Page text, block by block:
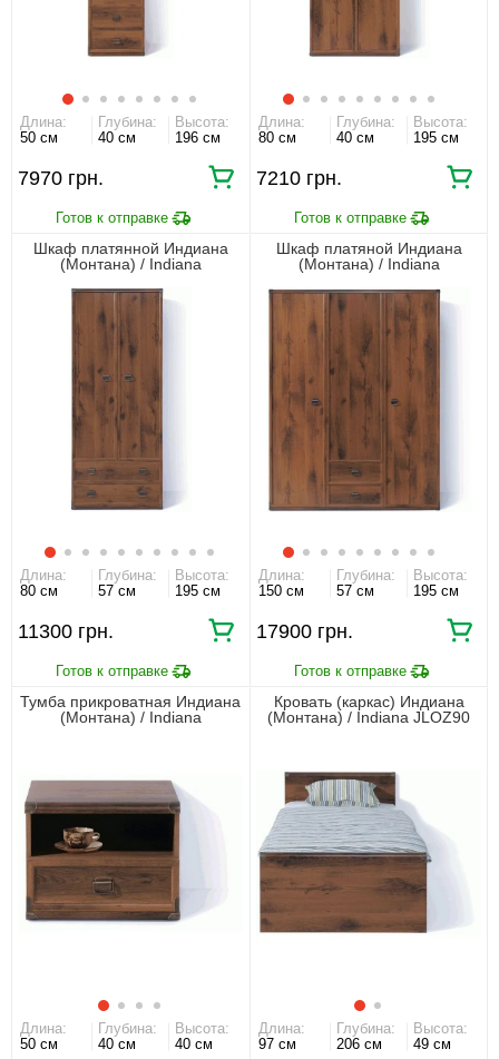
Длина:
50 см
Глубина:
40 см
Высота:
196 см
7970 грн.
Длина:
80 см
Глубина:
40 см
Высота:
195 см
7210 грн.
Шкаф платянной Индиана
(Монтана) / Indiana
дверный Дуб шутер
Длина:
80 см
Глубина:
57 см
Высота:
195 см
11300 грн.
Шкаф платяной Индиана
(Монтана) / Indiana
дверный Дуб шутер
Длина:
150 см
Глубина:
57 см
Высота:
195 см
17900 грн.
Тумба прикроватная Индиана
(Монтана) / Indiana
Длина:
50 см
Глубина:
40 см
Высота:
40 см
Кровать (каркас) Индиана
(Монтана) / Indiana JLOZ90
Длина:
97 см
Глубина:
206 см
Высота:
49 см